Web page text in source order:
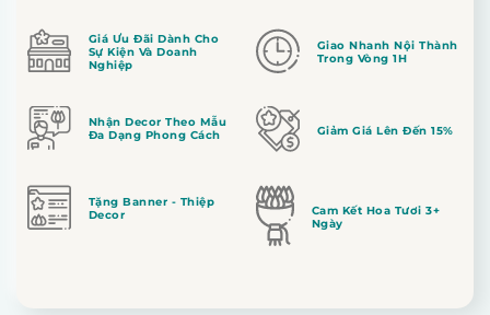
Giá Ưu Đãi Dành Cho
Sự Kiện Và Doanh
Nghiệp
Giao Nhanh Nội Thành
Trong Vòng 1H
Nhận Decor Theo Mẫu
Đa Dạng Phong Cách
Giảm Giá Lên Đến 15%
Tặng Banner - Thiệp
Decor
Cam Kết Hoa Tươi 3+
Ngày